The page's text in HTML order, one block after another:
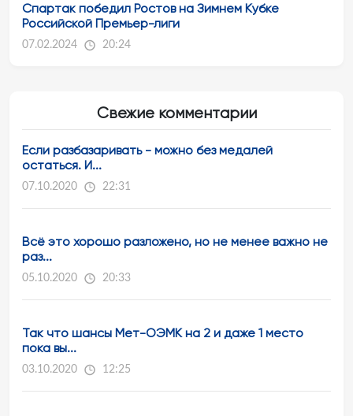
Спартак победил Ростов на Зимнем Кубке
Российской Премьер-лиги
07.02.2024 20:24
Свежие комментарии
Если разбазаривать - можно без медалей
остаться. И...
07.10.2020 22:31
Всё это хорошо разложено, но не менее важно не
раз...
05.10.2020 20:33
Так что шансы Мет-ОЭМК на 2 и даже 1 место
пока вы...
03.10.2020 12:25